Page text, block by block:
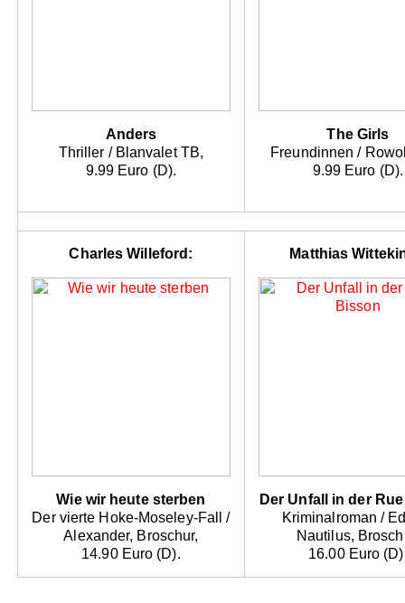
Anders
Thriller / Blanvalet TB,
9.99 Euro (D).
The Girls
Freundinnen /
9.99 Euro (D).
Charles Willeford:
Wie wir heute sterben
Der vierte Hoke-Moseley-Fall /
Alexander, Broschur,
14.90 Euro (D).
Matthias
Der Unfall in der
Kriminalroman /
Nautilus,
16.00 Euro